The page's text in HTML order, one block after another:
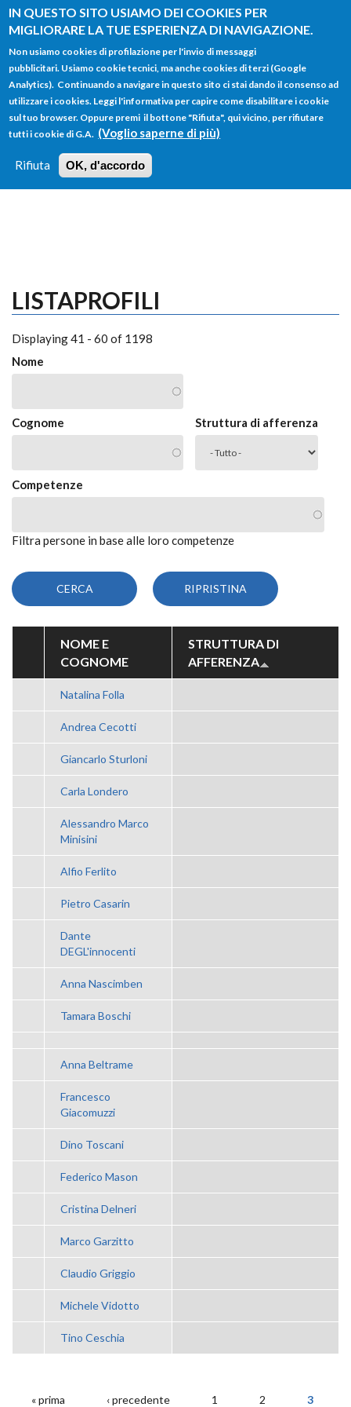
IN QUESTO SITO USIAMO DEI COOKIES PER
MIGLIORARE LA TUE ESPERIENZA DI NAVIGAZIONE.
Non usiamo cookies di profilazione per l'invio di messaggi
pubblicitari. Usiamo cookie tecnici, ma anche cookies di terzi (Google
Analytics). Continuando a navigare in questo sito ci stai dando il consenso ad
utilizzare i cookies. Leggi l'informativa per capire come disabilitare i cookie
sul tuo browser. Oppure premi il bottone "Rifiuta", qui vicino, per rifiutare
tutti i cookie di G.A. (Voglio saperne di più)
Rifiuta OK, d'accordo
Salta al contenuto principale
FORM
DI
RICERCA
Main menu
HOME TUTTI I PROFILI
LOGIN
LISTAPROFILI
Displaying 41 - 60 of 1198
Nome
Cognome Struttura di afferenza
Competenze
Filtra persone in base alle loro competenze
NOME E
COGNOME
STRUTTURA DI
AFFERENZA
Natalina Folla
Andrea Cecotti
Giancarlo Sturloni
Carla Londero
Alessandro Marco
Minisini
Alfio Ferlito
Pietro Casarin
Dante
DEGL'innocenti
Anna Nascimben
Tamara Boschi
Anna Beltrame
Francesco
Giacomuzzi
Dino Toscani
Federico Mason
Cristina Delneri
Marco Garzitto
Claudio Griggio
Michele Vidotto
Tino Ceschia
« prima ‹ precedente 1 2 3